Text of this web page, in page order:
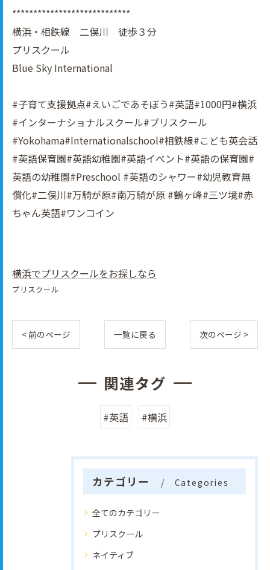
****************************
横浜・相鉄線 二俣川 徒歩３分
プリスクール
Blue Sky International
#子育て支援拠点#えいごであそぼう#英語#1000円#横浜
#インターナショナルスクール#プリスクール
#Yokohama#Internationalschool#相鉄線#こども英会話
#英語保育園#英語幼稚園#英語イべント#英語の保育園#
英語の幼稚園#Preschool #英語のシャワー#幼児教育無
償化#二俣川#万騎が原#南万騎が原 #鶴ヶ峰#三ツ境#赤
ちゃん英語#ワンコイン
横浜でプリスクールをお探しなら
プリスクール
< 前のページ 一覧に戻る 次のページ >
関連タグ
#英語 #横浜
カテゴリー Categories
全てのカテゴリー
プリスクール
ネイティブ